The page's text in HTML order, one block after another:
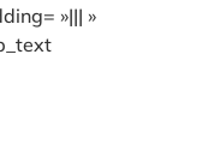
»||| »